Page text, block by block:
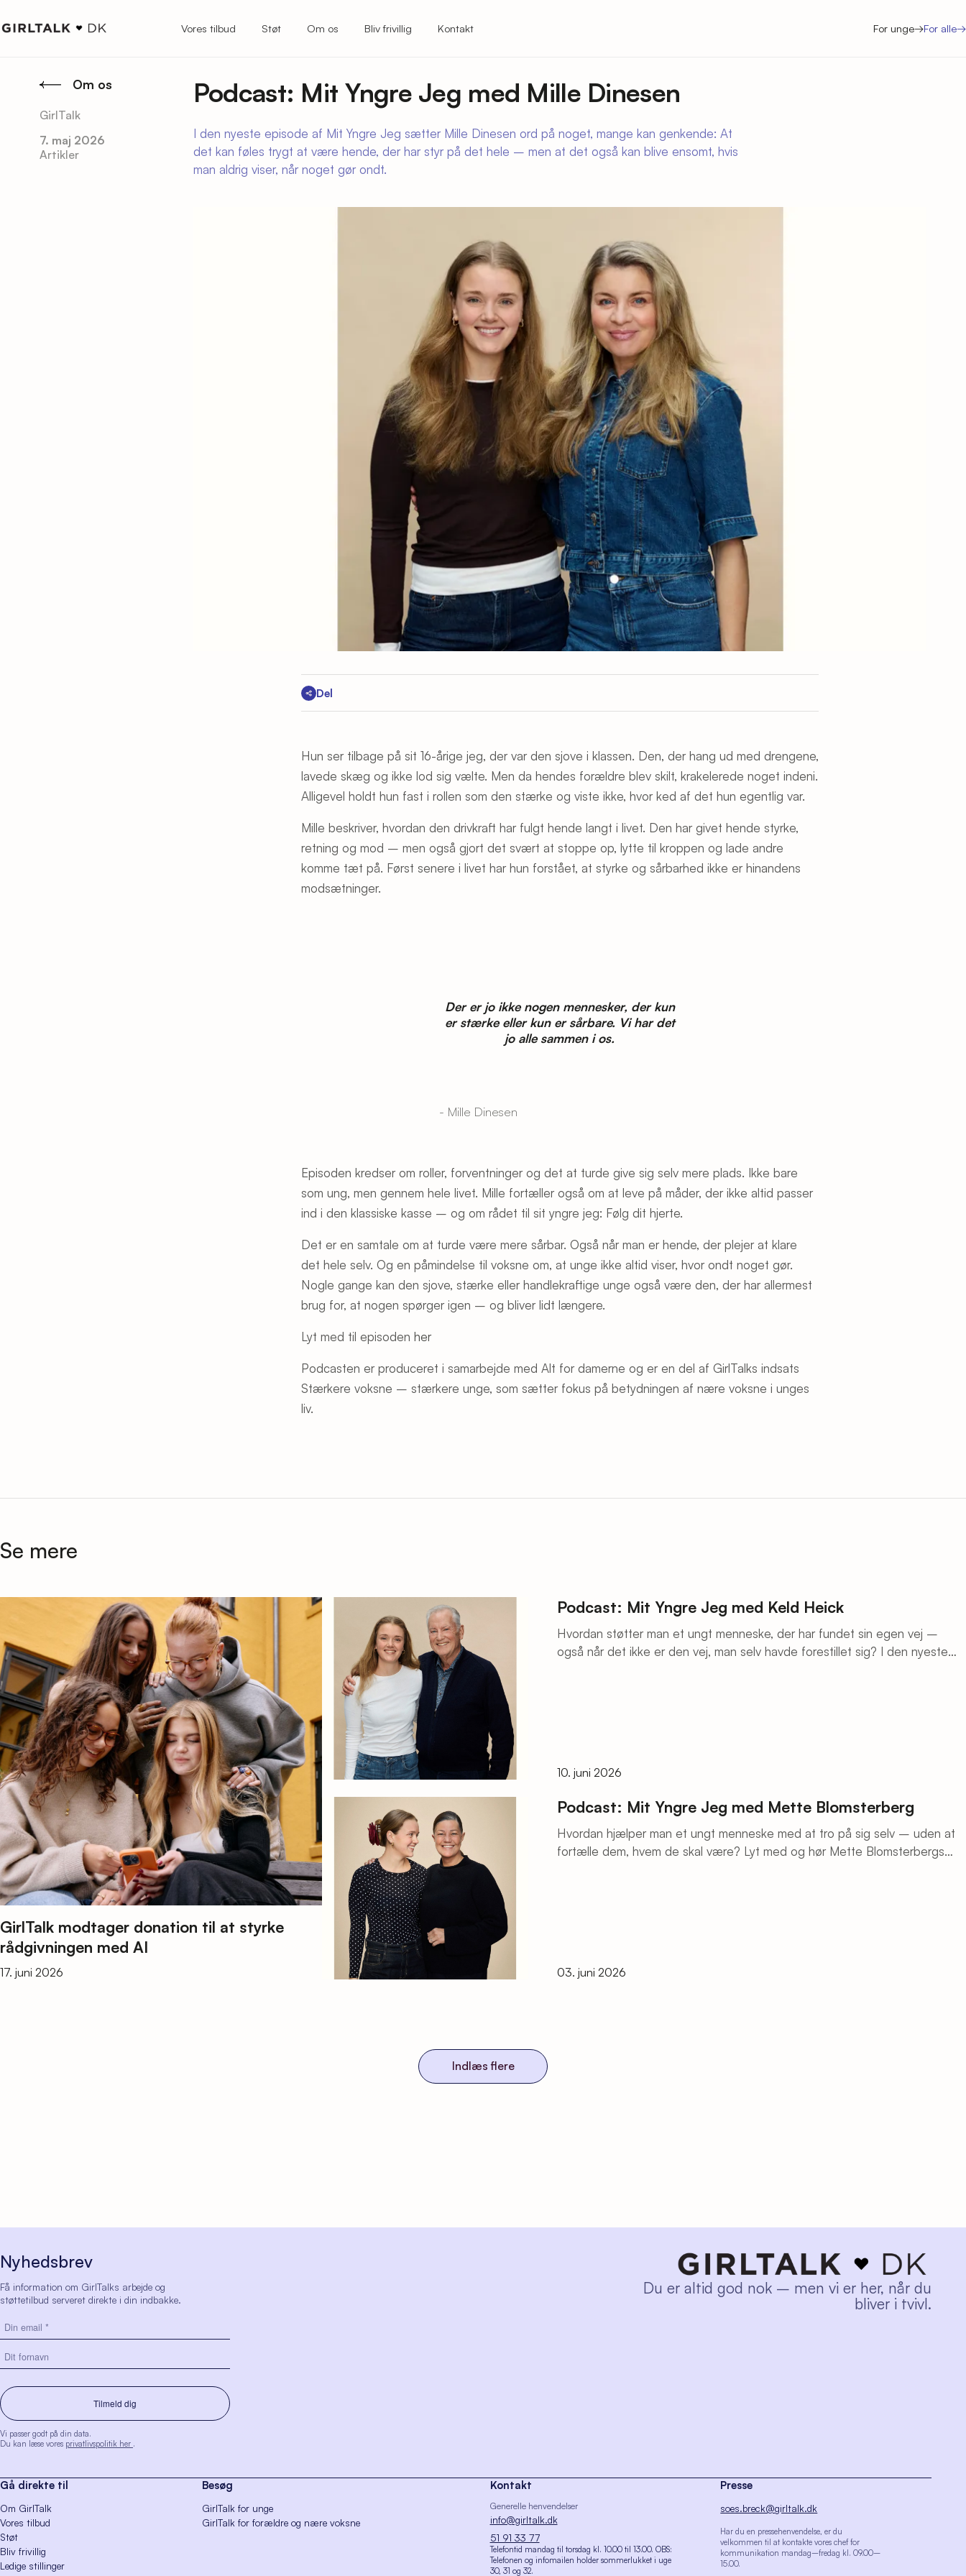
Vores tilbud Støt Om os Bliv frivillig Kontakt For unge→For alle→
Om os
GirlTalk
7. maj 2026
Artikler
Podcast: Mit Yngre Jeg med Mille Dinesen
I den nyeste episode af Mit Yngre Jeg sætter Mille Dinesen ord på noget, mange kan genkende: At
det kan føles trygt at være hende, der har styr på det hele – men at det også kan blive ensomt, hvis
man aldrig viser, når noget gør ondt.
Del
Hun ser tilbage på sit 16-årige jeg, der var den sjove i klassen. Den, der hang ud med drengene,
lavede skæg og ikke lod sig vælte. Men da hendes forældre blev skilt, krakelerede noget indeni.
Alligevel holdt hun fast i rollen som den stærke og viste ikke, hvor ked af det hun egentlig var.
Mille beskriver, hvordan den drivkraft har fulgt hende langt i livet. Den har givet hende styrke,
retning og mod – men også gjort det svært at stoppe op, lytte til kroppen og lade andre
komme tæt på. Først senere i livet har hun forstået, at styrke og sårbarhed ikke er hinandens
modsætninger.
Der er jo ikke nogen mennesker, der kun
er stærke eller kun er sårbare. Vi har det
jo alle sammen i os.
- Mille Dinesen
Episoden kredser om roller, forventninger og det at turde give sig selv mere plads. Ikke bare
som ung, men gennem hele livet. Mille fortæller også om at leve på måder, der ikke altid passer
ind i den klassiske kasse – og om rådet til sit yngre jeg: Følg dit hjerte.
Det er en samtale om at turde være mere sårbar. Også når man er hende, der plejer at klare
det hele selv. Og en påmindelse til voksne om, at unge ikke altid viser, hvor ondt noget gør.
Nogle gange kan den sjove, stærke eller handlekraftige unge også være den, der har allermest
brug for, at nogen spørger igen – og bliver lidt længere.
Lyt med til episoden her
Podcasten er produceret i samarbejde med Alt for damerne og er en del af GirlTalks indsats
Stærkere voksne – stærkere unge, som sætter fokus på betydningen af nære voksne i unges
liv.
Se mere
GirlTalk modtager donation til at styrke
rådgivningen med AI
17. juni 2026
Podcast: Mit Yngre Jeg med Keld Heick
Hvordan støtter man et ungt menneske, der har fundet sin egen vej –
også når det ikke er den vej, man selv havde forestillet sig? I den nyeste
10. juni 2026
Podcast: Mit Yngre Jeg med Mette Blomsterberg
Hvordan hjælper man et ungt menneske med at tro på sig selv – uden at
fortælle dem, hvem de skal være? Lyt med og hør Mette Blomsterbergs
03. juni 2026
Indlæs flere
Nyhedsbrev
Få information om GirlTalks arbejde og
støttetilbud serveret direkte i din indbakke.
Vi passer godt på din data.
Du kan læse vores privatlivspolitik her .
Du er altid god nok – men vi er her, når du
bliver i tvivl.
Gå direkte til
Om GirlTalk
Vores tilbud
Støt
Bliv frivillig
Ledige stillinger
Besøg
GirlTalk for unge
GirlTalk for forældre og nære voksne
Kontakt
Generelle henvendelser
info@girltalk.dk
51 91 33 77
Telefontid mandag til torsdag kl. 10.00 til 13.00. OBS:
Telefonen og infomailen holder sommerlukket i uge
30, 31 og 32.
Presse
soes.breck@girltalk.dk
Har du en pressehenvendelse, er du
velkommen til at kontakte vores chef for
kommunikation mandag–fredag kl. 09.00–
15.00.